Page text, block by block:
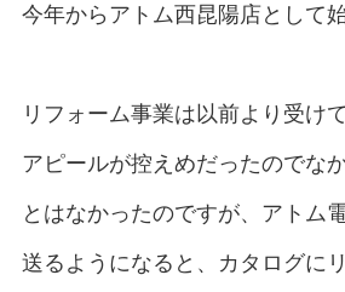
今年からアトム西昆陽店として
リフォーム事業は以前より受け
アピールが控えめだったのでな
とはなかったのですが、アトム
送るようになると、カタログに